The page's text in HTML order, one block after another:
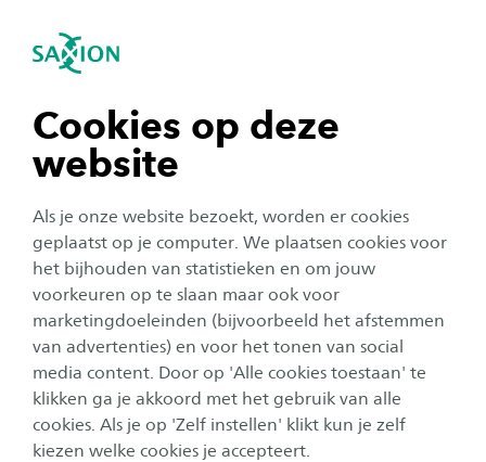
Cookies op deze
website
Als je onze website bezoekt, worden er cookies
geplaatst op je computer. We plaatsen cookies voor
het bijhouden van statistieken en om jouw
voorkeuren op te slaan maar ook voor
marketingdoeleinden (bijvoorbeeld het afstemmen
van advertenties) en voor het tonen van social
media content. Door op 'Alle cookies toestaan' te
klikken ga je akkoord met het gebruik van alle
cookies. Als je op 'Zelf instellen' klikt kun je zelf
kiezen welke cookies je accepteert.
Navigatie openen
tonen
tonen
tonen
tonen
sluiten
Studentenleven
Electric Superbike Twente wint
‘Rookie of the Year’-award
27 oktober 2025 Leestijd: 2 Minuten